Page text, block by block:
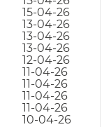
15-04-26
13-04-26
13-04-26
13-04-26
12-04-26
11-04-26
11-04-26
11-04-26
11-04-26
10-04-26